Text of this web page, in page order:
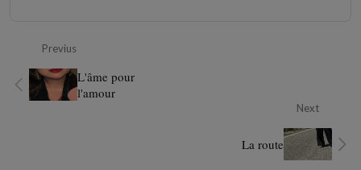
Previus
L'âme pour
l'amour
Next
La route